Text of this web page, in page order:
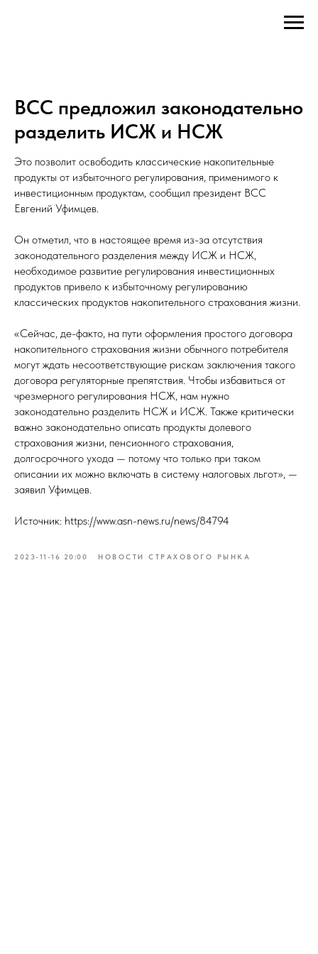
ВСС предложил законодательно
разделить ИСЖ и НСЖ
Это позволит освободить классические накопительные
продукты от избыточного регулирования, применимого к
инвестиционным продуктам, сообщил президент ВСС
Евгений Уфимцев.
Он отметил, что в настоящее время из-за отсутствия
законодательного разделения между ИСЖ и НСЖ,
необходимое развитие регулирования инвестиционных
продуктов привело к избыточному регулированию
классических продуктов накопительного страхования жизни.
«Сейчас, де-факто, на пути оформления простого договора
накопительного страхования жизни обычного потребителя
могут ждать несоответствующие рискам заключения такого
договора регуляторные препятствия. Чтобы избавиться от
чрезмерного регулирования НСЖ, нам нужно
законодательно разделить НСЖ и ИСЖ. Также критически
важно законодательно описать продукты долевого
страхования жизни, пенсионного страхования,
долгосрочного ухода — потому что только при таком
описании их можно включать в систему налоговых льгот», —
заявил Уфимцев.
Источник: https://www.asn-news.ru/news/84794
2023-11-16 20:00 НОВОСТИ СТРАХОВОГО РЫНКА